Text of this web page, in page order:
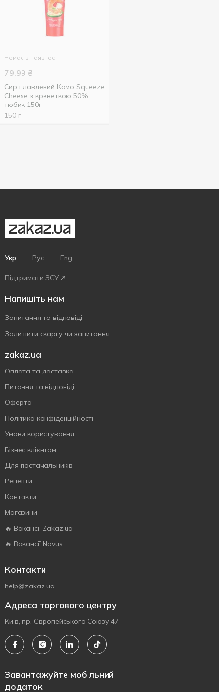
Немає в наявності
79.99 ₴
Сир плавлений Комо Squeeze
Cheese з креветкою 50%
тюбик 150г
150 г
Укр Рус Eng
Підтримати ЗСУ
Напишіть нам
Запитання та відповіді
Залишити скаргу чи запитання
zakaz.ua
Оплата та доставка
Питання та відповіді
Оферта
Політика конфіденційності
Умови користування
Бізнес клієнтам
Для постачальників
Рецепти
Контакти
Магазини
🔥 Вакансії Zakaz.ua
🔥 Вакансії Novus
Контакти
help@zakaz.ua
Адреса торгового центру
Київ, пр. Європейського Союзу 47
Завантажуйте мобільний
додаток